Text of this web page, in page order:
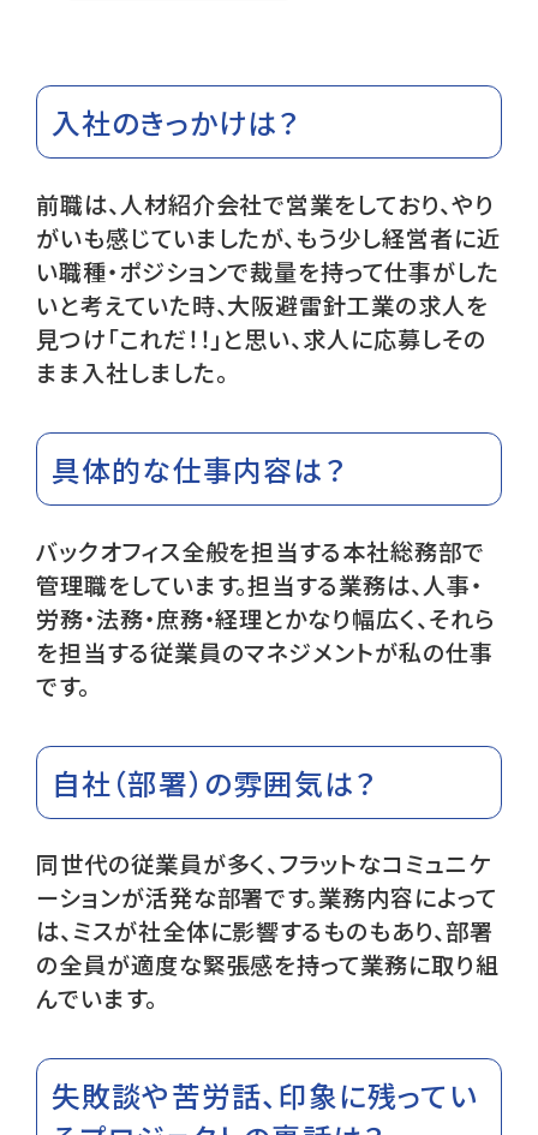
入社のきっかけは？
前職は、人材紹介会社で営業をしており、やり
がいも感じていましたが、もう少し経営者に近
い職種・ポジションで裁量を持って仕事がした
いと考えていた時、大阪避雷針工業の求人を
見つけ「これだ！！」と思い、求人に応募しその
まま入社しました。
具体的な仕事内容は？
バックオフィス全般を担当する本社総務部で
管理職をしています。担当する業務は、人事・
労務・法務・庶務・経理とかなり幅広く、それら
を担当する従業員のマネジメントが私の仕事
です。
自社（部署）の雰囲気は？
同世代の従業員が多く、フラットなコミュニケ
ーションが活発な部署です。業務内容によって
は、ミスが社全体に影響するものもあり、部署
の全員が適度な緊張感を持って業務に取り組
んでいます。
失敗談や苦労話、印象に残ってい